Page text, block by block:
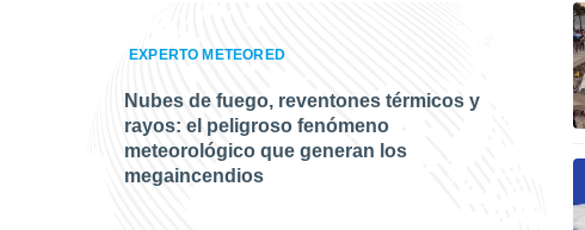
EXPERTO METEORED
Nubes de fuego, reventones térmicos y
rayos: el peligroso fenómeno
meteorológico que generan los
megaincendios